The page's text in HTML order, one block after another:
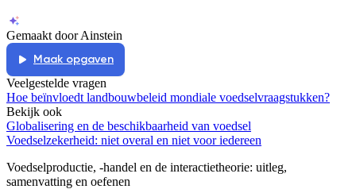
Gemaakt door Ainstein
Maak opgaven
Veelgestelde vragen
Hoe beïnvloedt landbouwbeleid mondiale voedselvraagstukken?
Bekijk ook
Globalisering en de beschikbaarheid van voedsel
Voedselzekerheid: niet overal en niet voor iedereen
Voedselproductie, -handel en de interactietheorie: uitleg,
samenvatting en oefenen